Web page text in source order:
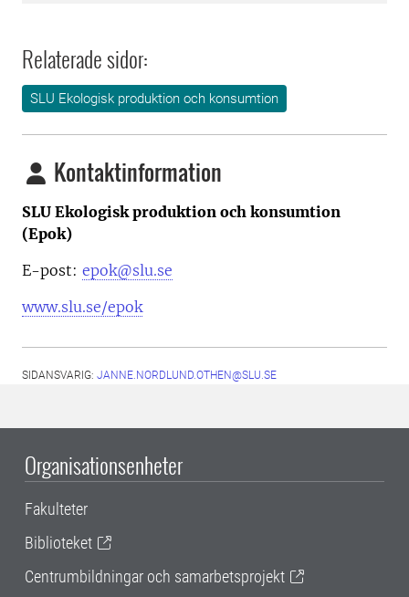
Relaterade sidor:
SLU Ekologisk produktion och konsumtion
Kontaktinformation
SLU Ekologisk produktion och konsumtion
(Epok)
E-post: epok@slu.se
www.slu.se/epok
SIDANSVARIG: JANNE.NORDLUND.OTHEN@SLU.SE
Organisationsenheter
Fakulteter
Biblioteket
Centrumbildningar och samarbetsprojekt